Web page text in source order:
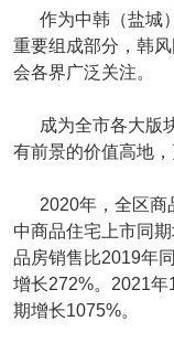
作为中韩（盐城
重要组成部分，韩
会各界广泛关注。
成为全市各大版
有前景的价值高地
2020年，全区商
中商品住宅上市同
品房销售比2019年
增长272%。2021年
期增长1075%。